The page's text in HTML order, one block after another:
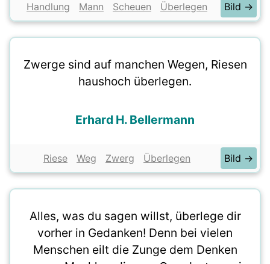
Handlung Mann Scheuen Überlegen Bild →
Zwerge sind auf manchen Wegen, Riesen
haushoch überlegen.
Erhard H. Bellermann
Riese Weg Zwerg Überlegen Bild →
Alles, was du sagen willst, überlege dir
vorher in Gedanken! Denn bei vielen
Menschen eilt die Zunge dem Denken